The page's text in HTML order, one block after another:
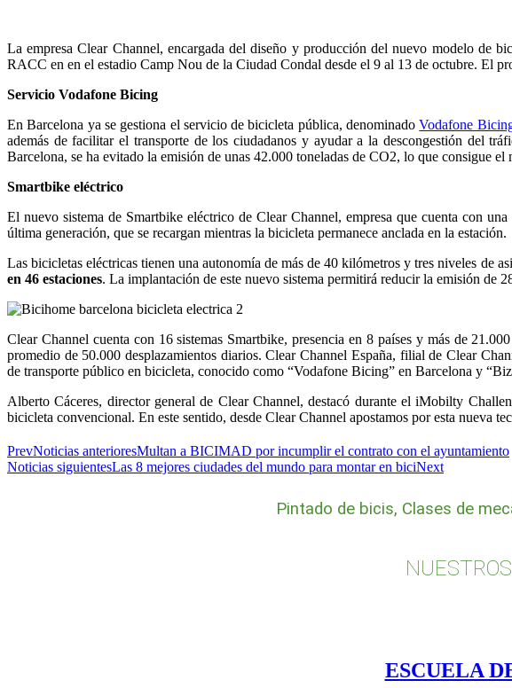
La empresa Clear Channel, encargada del diseño y producción del nuevo modelo de
RACC en en el estadio Camp Nou de la Ciudad Condal desde el 9 al 13 de octubre. El
Servicio Vodafone Bicing
En Barcelona ya se gestiona el servicio de bicicleta pública, denominadoVodafone
además de facilitar el transporte de los ciudadanos y ayudar a la descongestión del
Barcelona, se ha evitado la emisión de unas 42.000 toneladas de CO2, lo que consigue
Smartbike eléctrico
El nuevo sistema de Smartbike eléctrico de Clear Channel, empresa que cuenta con
última generación, que se recargan mientras la bicicleta permanece anclada en la estación.
Las bicicletas eléctricas tienen una autonomía de más de 40 kilómetros y tres niveles de
en 46 estaciones. La implantación de este nuevo sistema permitirá reducir la emisión de
Clear Channel cuenta con 16 sistemas Smartbike, presencia en 8 países y más de
promedio de 50.000 desplazamientos diarios. Clear Channel España, filial de Clear
de transporte público en bicicleta, conocido como “Vodafone Bicing” en Barcelona y
Alberto Cáceres, director general de Clear Channel, destacó durante el iMobilty
bicicleta convencional. En este sentido, desde Clear Channel apostamos por esta nueva
PrevNoticias anterioresMultan a BICIMAD por incumplir el contrato con el ayuntamiento
Noticias siguientesLas 8 mejores ciudades del mundo para montar en biciNext
Pintado de bicis, Clases de
ESCUELA